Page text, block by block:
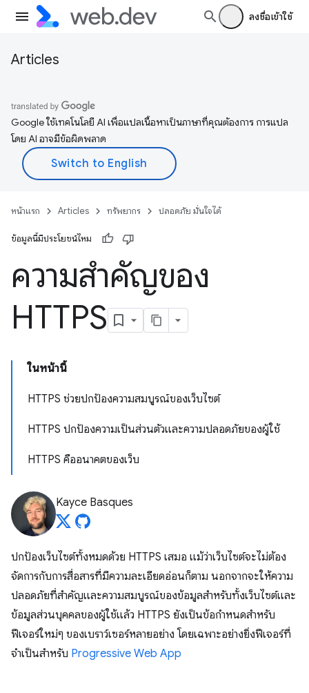
ลงชื่อเข้าใช้
Articles
Google ใช้เทคโนโลยี AI เพื่อแปลเนื้อหาเป็นภาษาที่คุณต้องการ การแปล
โดย AI อาจมีข้อผิดพลาด
หน้าแรก Articles ทรัพยากร ปลอดภัย มั่นใจได้
ข้อมูลนี้มีประโยชน์ไหม
ความสำคัญของ
HTTPS
ในหน้านี้
HTTPS ช่วยปกป้องความสมบูรณ์ของเว็บไซต์
HTTPS ปกป้องความเป็นส่วนตัวและความปลอดภัยของผู้ใช้
HTTPS คืออนาคตของเว็บ
Kayce Basques
ปกป้องเว็บไซต์ทั้งหมดด้วย HTTPS เสมอ แม้ว่าเว็บไซต์จะไม่ต้อง
จัดการกับการสื่อสารที่มีความละเอียดอ่อนก็ตาม นอกจากจะให้ความ
ปลอดภัยที่สำคัญและความสมบูรณ์ของข้อมูลสำหรับทั้งเว็บไซต์และ
ข้อมูลส่วนบุคคลของผู้ใช้แล้ว HTTPS ยังเป็นข้อกำหนดสำหรับ
ฟีเจอร์ใหม่ๆ ของเบราว์เซอร์หลายอย่าง โดยเฉพาะอย่างยิ่งฟีเจอร์ที่
จำเป็นสำหรับ Progressive Web App